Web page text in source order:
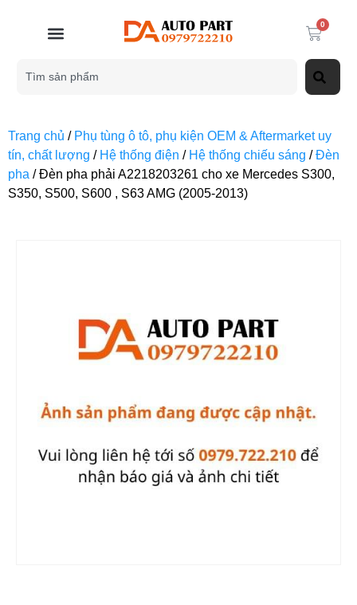
0
Trang chủ / Phụ tùng ô tô, phụ kiện OEM & Aftermarket uy
tín, chất lượng / Hệ thống điện / Hệ thống chiếu sáng /Đèn
pha / Đèn pha phải A2218203261 cho xe Mercedes S300,
S350, S500, S600 , S63 AMG (2005-2013)